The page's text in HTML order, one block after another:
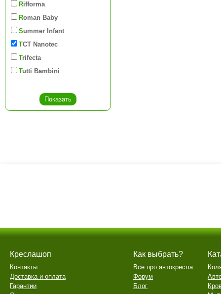
Rifforma
Roman Baby
Summer Infant
TCT Nanotec
Trifecta
Tutti Bambini
Креслашоп
Контакты
Доставка и оплата
Гарантии
Как выбрать?
Все про автокресла
Форум
Блог